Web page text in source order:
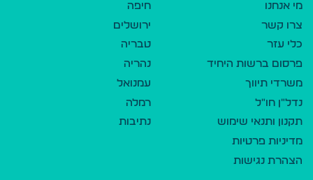
מי אנחנו
צרו קשר
כלי עזר
פרסום ברשות היחיד
משרדי תיווך
נדל"ן חו"ל
תקנון ותנאי שימוש
מדיניות פרטיות
הצהרת נגישות
חיפה
ירושלים
טבריה
נהריה
עמנואל
רמלה
נתיבות